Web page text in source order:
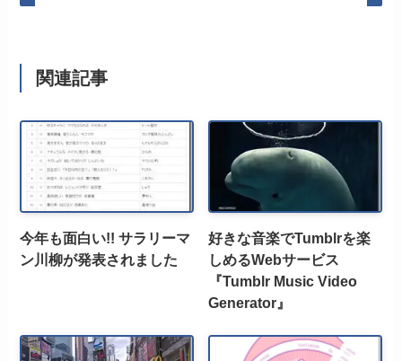
関連記事
今年も面白い!! サラリーマ
ン川柳が発表されました
好きな音楽でTumblrを楽
しめるWebサービス
『Tumblr Music Video
Generator』